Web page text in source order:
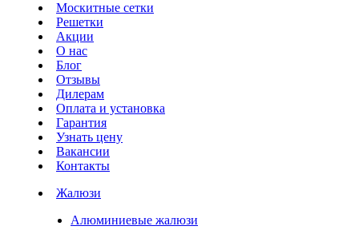
Москитные сетки
Решетки
Акции
О нас
Блог
Отзывы
Дилерам
Оплата и установка
Гарантия
Узнать цену
Вакансии
Контакты
Жалюзи
Алюминиевые жалюзи